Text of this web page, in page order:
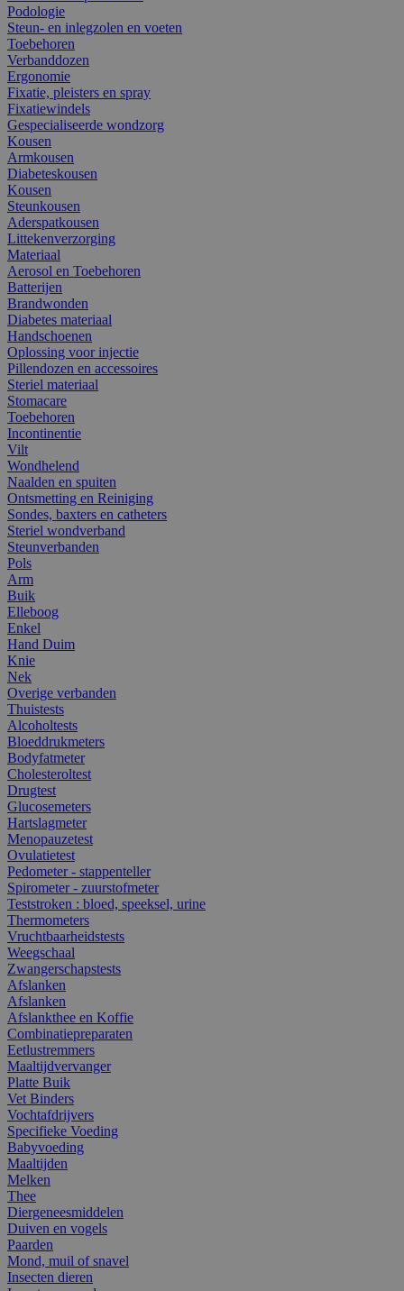
Podologie
Steun- en inlegzolen en voeten
Toebehoren
Verbanddozen
Ergonomie
Fixatie, pleisters en spray
Fixatiewindels
Gespecialiseerde wondzorg
Kousen
Armkousen
Diabeteskousen
Kousen
Steunkousen
Aderspatkousen
Littekenverzorging
Materiaal
Aerosol en Toebehoren
Batterijen
Brandwonden
Diabetes materiaal
Handschoenen
Oplossing voor injectie
Pillendozen en accessoires
Steriel materiaal
Stomacare
Toebehoren
Incontinentie
Vilt
Wondhelend
Naalden en spuiten
Ontsmetting en Reiniging
Sondes, baxters en catheters
Steriel wondverband
Steunverbanden
Pols
Arm
Buik
Elleboog
Enkel
Hand Duim
Knie
Nek
Overige verbanden
Thuistests
Alcoholtests
Bloeddrukmeters
Bodyfatmeter
Cholesteroltest
Drugtest
Glucosemeters
Hartslagmeter
Menopauzetest
Ovulatietest
Pedometer - stappenteller
Spirometer - zuurstofmeter
Teststroken : bloed, speeksel, urine
Thermometers
Vruchtbaarheidstests
Weegschaal
Zwangerschapstests
Afslanken
Afslanken
Afslankthee en Koffie
Combinatiepreparaten
Eetlustremmers
Maaltijdvervanger
Platte Buik
Vet Binders
Vochtafdrijvers
Specifieke Voeding
Babyvoeding
Maaltijden
Melken
Thee
Diergeneesmiddelen
Duiven en vogels
Paarden
Mond, muil of snavel
Insecten dieren